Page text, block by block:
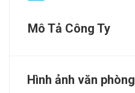
Mô Tả Công Ty
Hình ảnh văn phòng